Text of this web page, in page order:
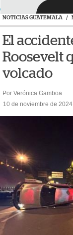
NOTICIAS GUATEMALA /
El
Roosevelt
volcado
Por Verónica Gamboa
10 de noviembre de